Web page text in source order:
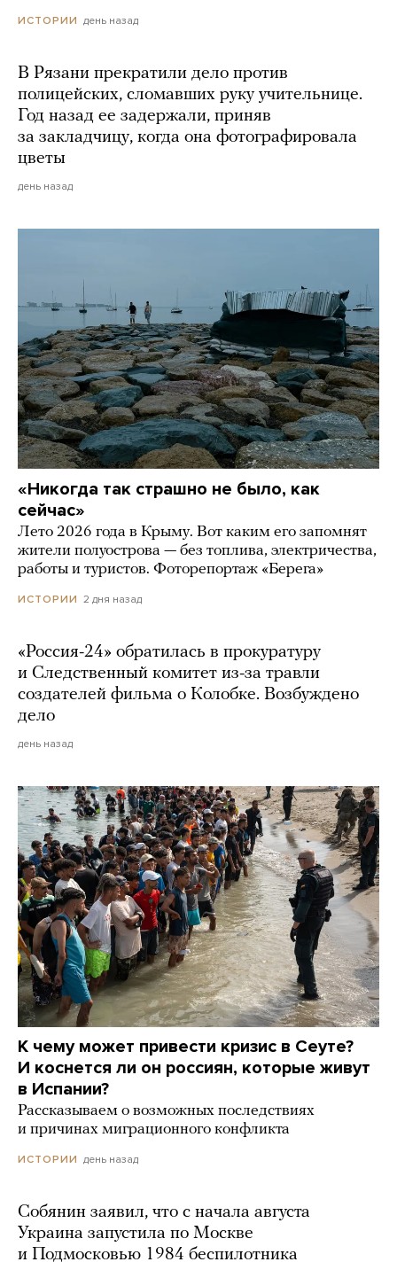
ИСТОРИИ день назад
В Рязани прекратили дело против
полицейских, сломавших руку учительнице.
Год назад ее задержали, приняв
за закладчицу, когда она фотографировала
цветы
день назад
«Никогда так страшно не было, как
сейчас»
Лето 2026 года в Крыму. Вот каким его запомнят
жители полуострова — без топлива, электричества,
работы и туристов. Фоторепортаж «Берега»
ИСТОРИИ 2 дня назад
«Россия-24» обратилась в прокуратуру
и Следственный комитет из-за травли
создателей фильма о Колобке. Возбуждено
дело
день назад
К чему может привести кризис в Сеуте?
И коснется ли он россиян, которые живут
в Испании?
Рассказываем о возможных последствиях
и причинах миграционного конфликта
ИСТОРИИ день назад
Собянин заявил, что с начала августа
Украина запустила по Москве
и Подмосковью 1984 беспилотника